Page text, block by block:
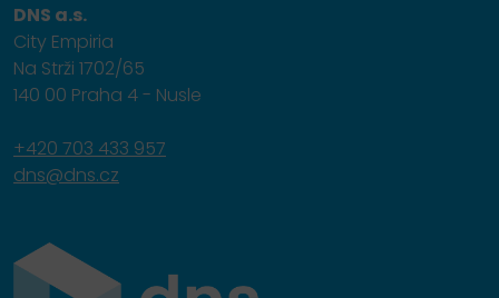
DNS a.s.
City Empiria
Na Strži 1702/65
140 00 Praha 4 - Nusle
+420 703 433 957
dns@dns.cz